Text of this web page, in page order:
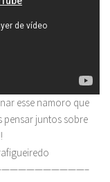
esse namoro que
pensar juntos sobre